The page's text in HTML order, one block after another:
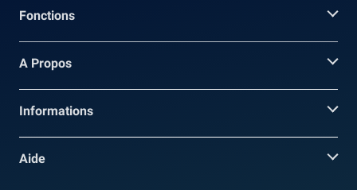
Fonctions
A Propos
Informations
Aide